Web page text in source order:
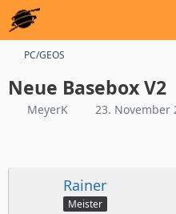
PC/GEOS
Neue Basebox V2
MeyerK 23. November
Rainer
Meister